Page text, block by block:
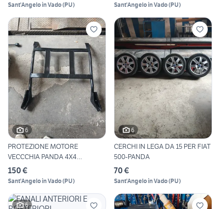
Sant'Angelo in Vado(PU) Sant'Angelo in Vado(PU)
6
PROTEZIONE MOTORE
VECCCHIA PANDA 4X4
MODELLO 141
150 €
Sant'Angelo in Vado(PU)
6
CERCHI IN LEGA DA 15 PER FIAT
500-PANDA
70 €
Sant'Angelo in Vado(PU)
6